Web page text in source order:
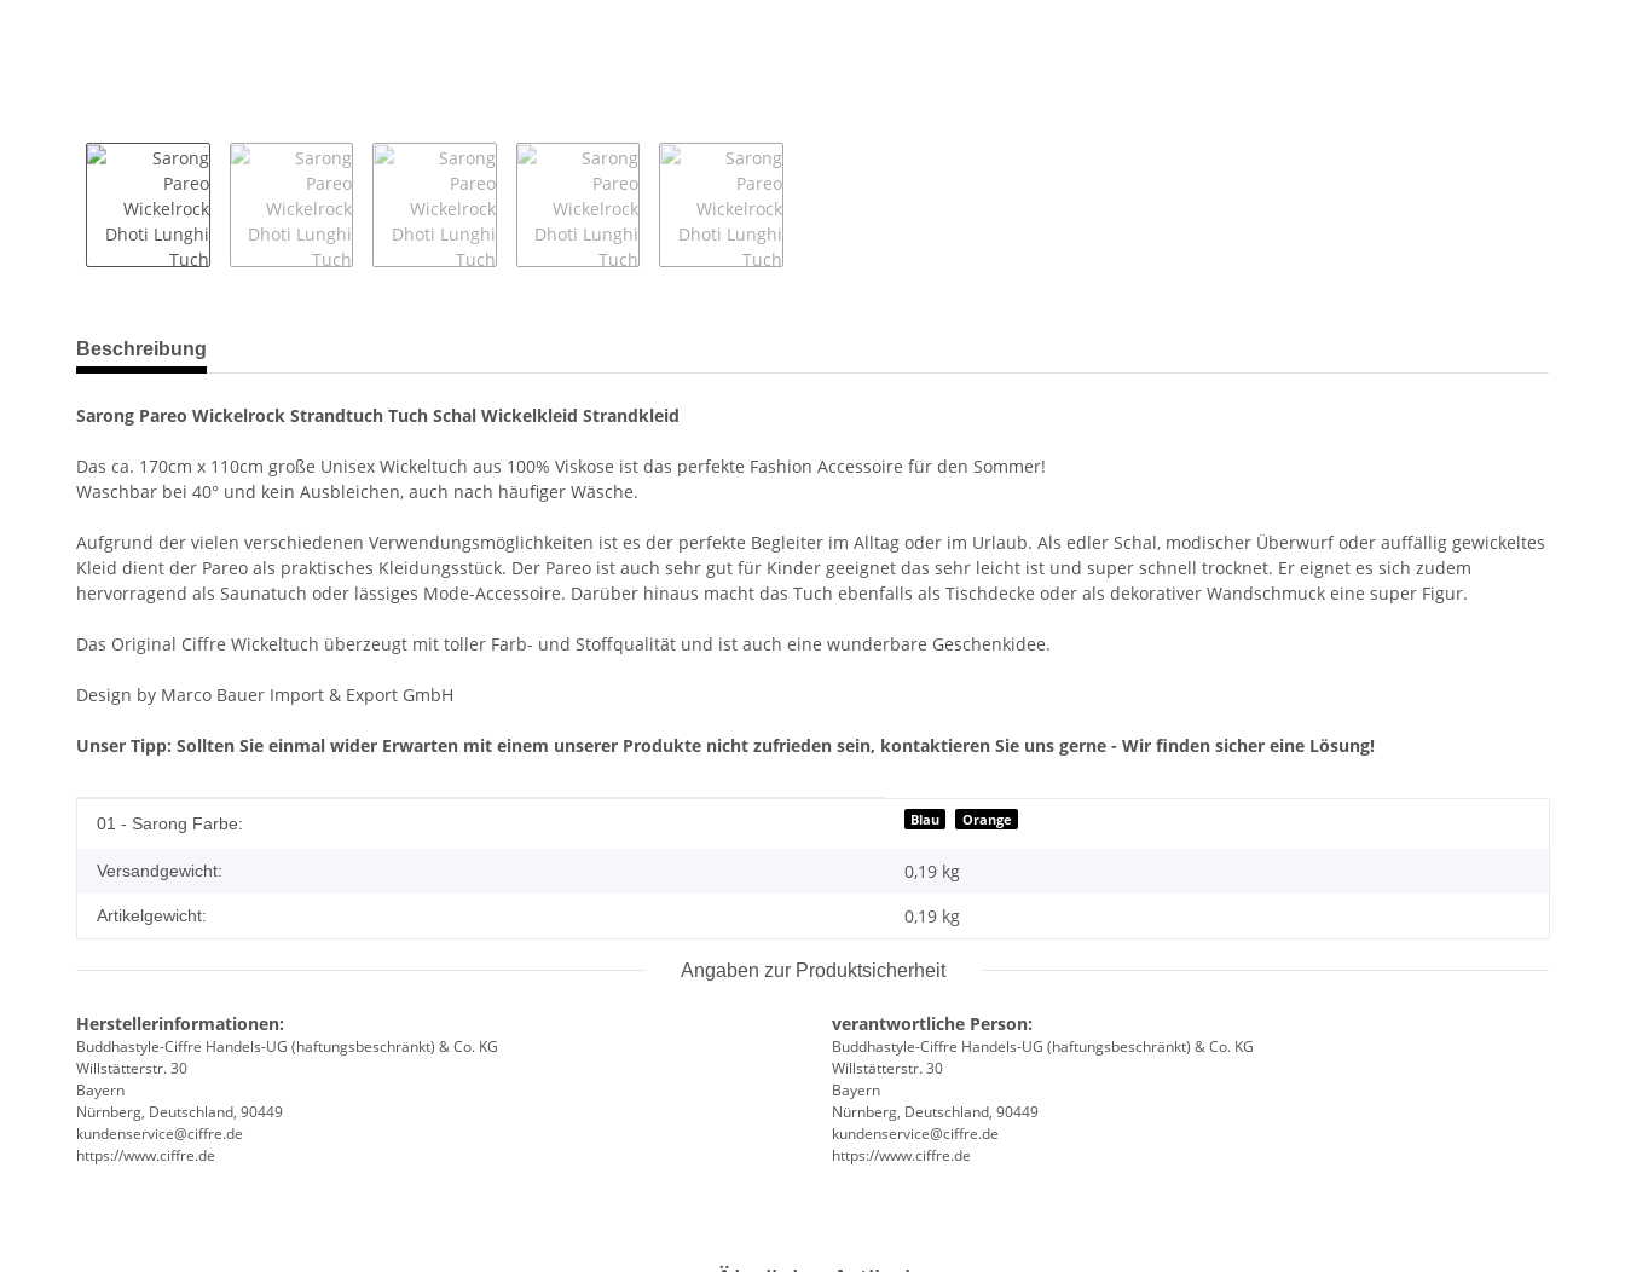
weitere Registerkarten anzeigen
Beschreibung
Sarong Pareo Wickelrock Strandtuch Tuch Schal Wickelkleid Strandkleid
Das ca. 170cm x 110cm große Unisex Wickeltuch aus 100% Viskose ist das perfekte Fashion Accessoire für den Sommer!
Waschbar bei 40° und kein Ausbleichen, auch nach häufiger Wäsche.
Aufgrund der vielen verschiedenen Verwendungsmöglichkeiten ist es der perfekte Begleiter im Alltag oder im Urlaub. Als edler Schal, modischer Überwurf oder auffällig gewickeltes
Kleid dient der Pareo als praktisches Kleidungsstück. Der Pareo ist auch sehr gut für Kinder geeignet das sehr leicht ist und super schnell trocknet. Er eignet es sich zudem
hervorragend als Saunatuch oder lässiges Mode-Accessoire. Darüber hinaus macht das Tuch ebenfalls als Tischdecke oder als dekorativer Wandschmuck eine super Figur.
Das Original Ciffre Wickeltuch überzeugt mit toller Farb- und Stoffqualität und ist auch eine wunderbare Geschenkidee.
Design by Marco Bauer Import & Export GmbH
Unser Tipp: Sollten Sie einmal wider Erwarten mit einem unserer Produkte nicht zufrieden sein, kontaktieren Sie uns gerne - Wir finden sicher eine Lösung!
Produkteigenschaft
Wert
01 - Sarong Farbe: Blau Orange
Versandgewicht: 0,19 kg
Artikelgewicht: 0,19 kg
Angaben zur Produktsicherheit
Herstellerinformationen:
Buddhastyle-Ciffre Handels-UG (haftungsbeschränkt) & Co. KG
Willstätterstr. 30
Bayern
Nürnberg, Deutschland, 90449
kundenservice@ciffre.de
https://www.ciffre.de
verantwortliche Person:
Buddhastyle-Ciffre Handels-UG (haftungsbeschränkt) & Co. KG
Willstätterstr. 30
Bayern
Nürnberg, Deutschland, 90449
kundenservice@ciffre.de
https://www.ciffre.de